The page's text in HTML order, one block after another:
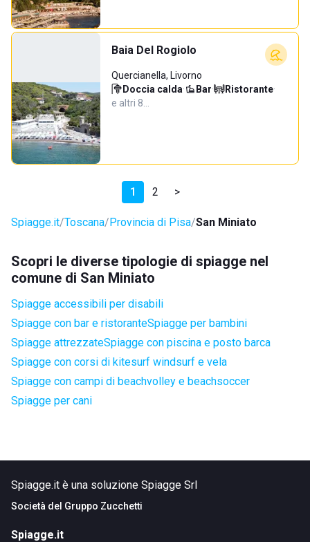
Baia Del Rogiolo
Quercianella, Livorno
Doccia calda· Bar· Ristorante·
e altri 8…
1 2 >
Spiagge.it Toscana Provincia di Pisa San Miniato
Scopri le diverse tipologie di spiagge nel
comune di San Miniato
Spiagge accessibili per disabili
Spiagge con bar e ristoranteSpiagge per bambini
Spiagge attrezzateSpiagge con piscina e posto barca
Spiagge con corsi di kitesurf windsurf e vela
Spiagge con campi di beachvolley e beachsoccer
Spiagge per cani
Spiagge.it è una soluzione Spiagge Srl
Società del Gruppo Zucchetti
Spiagge.it